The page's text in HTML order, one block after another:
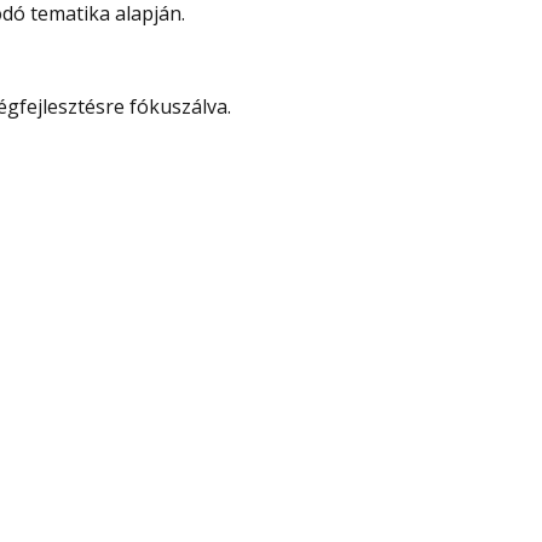
tematika alapján.
fókuszálva.